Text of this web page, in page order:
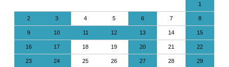
1
2 3 4 5 6 7 8
9 10 11 12 13 14 15
16 17 18 19 20 21 22
23 24 25 26 27 28 29